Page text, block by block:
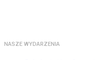
NASZE WYDARZENIA